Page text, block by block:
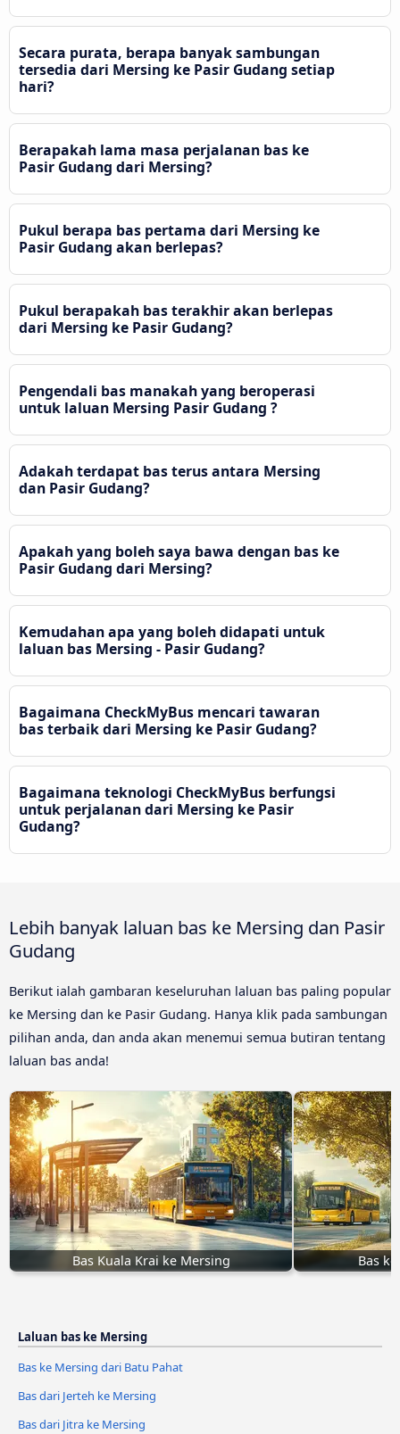
Secara purata, berapa banyak sambungan
tersedia dari Mersing ke Pasir Gudang setiap
hari?
Berapakah lama masa perjalanan bas ke
Pasir Gudang dari Mersing?
Pukul berapa bas pertama dari Mersing ke
Pasir Gudang akan berlepas?
Pukul berapakah bas terakhir akan berlepas
dari Mersing ke Pasir Gudang?
Pengendali bas manakah yang beroperasi
untuk laluan Mersing Pasir Gudang ?
Adakah terdapat bas terus antara Mersing
dan Pasir Gudang?
Apakah yang boleh saya bawa dengan bas ke
Pasir Gudang dari Mersing?
Kemudahan apa yang boleh didapati untuk
laluan bas Mersing - Pasir Gudang?
Bagaimana CheckMyBus mencari tawaran
bas terbaik dari Mersing ke Pasir Gudang?
Bagaimana teknologi CheckMyBus berfungsi
untuk perjalanan dari Mersing ke Pasir
Gudang?
Lebih banyak laluan bas ke Mersing dan Pasir
Gudang
Berikut ialah gambaran keseluruhan laluan bas paling popular
ke Mersing dan ke Pasir Gudang. Hanya klik pada sambungan
pilihan anda, dan anda akan menemui semua butiran tentang
laluan bas anda!
Bas Kuala Krai ke Mersing Bas
Laluan bas ke Mersing
Bas ke Mersing dari Batu Pahat
Bas dari Jerteh ke Mersing
Bas dari Jitra ke Mersing